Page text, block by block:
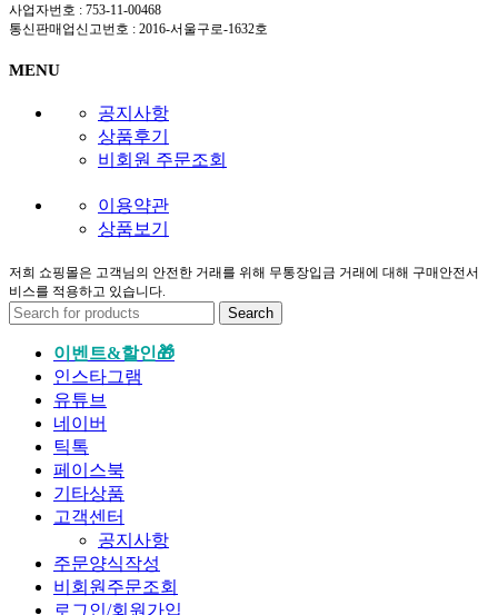
사업자번호 : 753-11-00468
통신판매업신고번호 : 2016-서울구로-1632호
MENU
공지사항
상품후기
비회원 주문조회
이용약관
상품보기
저희 쇼핑몰은 고객님의 안전한 거래를 위해 무통장입금 거래에 대해 구매안전서
비스를 적용하고 있습니다.
Search
이벤트&할인🎁
인스타그램
유튜브
네이버
틱톡
페이스북
기타상품
고객센터
공지사항
주문양식작성
비회원주문조회
로그인/회원가입